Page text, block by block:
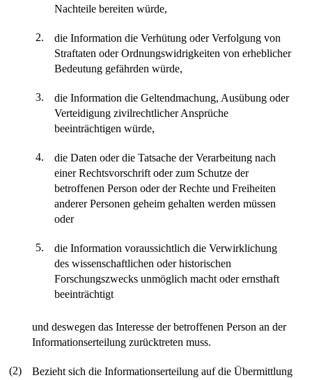
Nachteile bereiten würde,
2.
die Information die Verhütung oder Verfolgung von
Straftaten oder Ordnungswidrigkeiten von erheblicher
Bedeutung gefährden würde,
3.
die Information die Geltendmachung, Ausübung oder
Verteidigung zivilrechtlicher Ansprüche
beeinträchtigen würde,
4.
die Daten oder die Tatsache der Verarbeitung nach
einer Rechtsvorschrift oder zum Schutze der
betroffenen Person oder der Rechte und Freiheiten
anderer Personen geheim gehalten werden müssen
oder
5.
die Information voraussichtlich die Verwirklichung
des wissenschaftlichen oder historischen
Forschungszwecks unmöglich macht oder ernsthaft
beeinträchtigt
und deswegen das Interesse der betroffenen Person an der
Informationserteilung zurücktreten muss.
(2)
Bezieht sich die Informationserteilung auf die Übermittlung